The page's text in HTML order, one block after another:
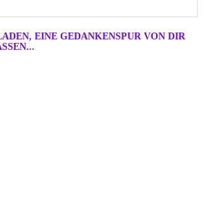
EINE GEDANKENSPUR VON DIR